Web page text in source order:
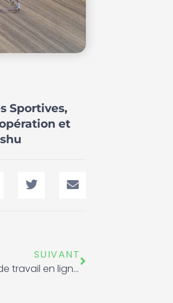
Sportives,
et
SUIVANT
L’AMAD a tenu deux séances de travail en ligne avec le bureau régional africain de l’Agence Mondiale Antidopage